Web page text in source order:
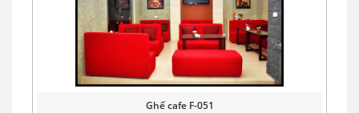
Ghế cafe F-051